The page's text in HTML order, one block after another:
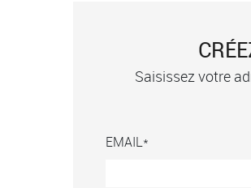
Saisissez votre
EMAIL